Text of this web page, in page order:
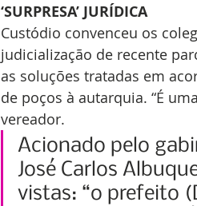
‘SURPRESA’ JURÍDICA
Custódio convenceu os
judicialização de recente
as soluções tratadas em
de poços à autarquia. “É
vereador.
Acionado pelo
José Carlos
vistas: “o prefeito